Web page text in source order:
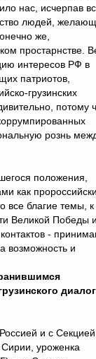
нас, исчерпав
людей,
же,
простарнстве.
интересов РФ в
патриотов,
грузинских
потому
рознь
положения,
как
все благие темы, к
Великой Победы и
-
возможность и
и с Секцией
уроженка